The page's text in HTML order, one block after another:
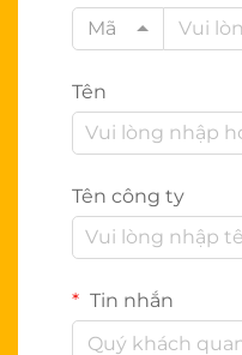
Mã
Tên
Tên công ty
Tin nhắn